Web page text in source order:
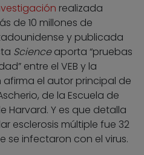
realizada
de 10 millones de
y publicada
Scienceaporta “pruebas
entre el VEB y la
afirma el autor principal de
de la Escuela de
Harvard. Y es que detalla
esclerosis múltiple fue 32
se infectaron con el virus.